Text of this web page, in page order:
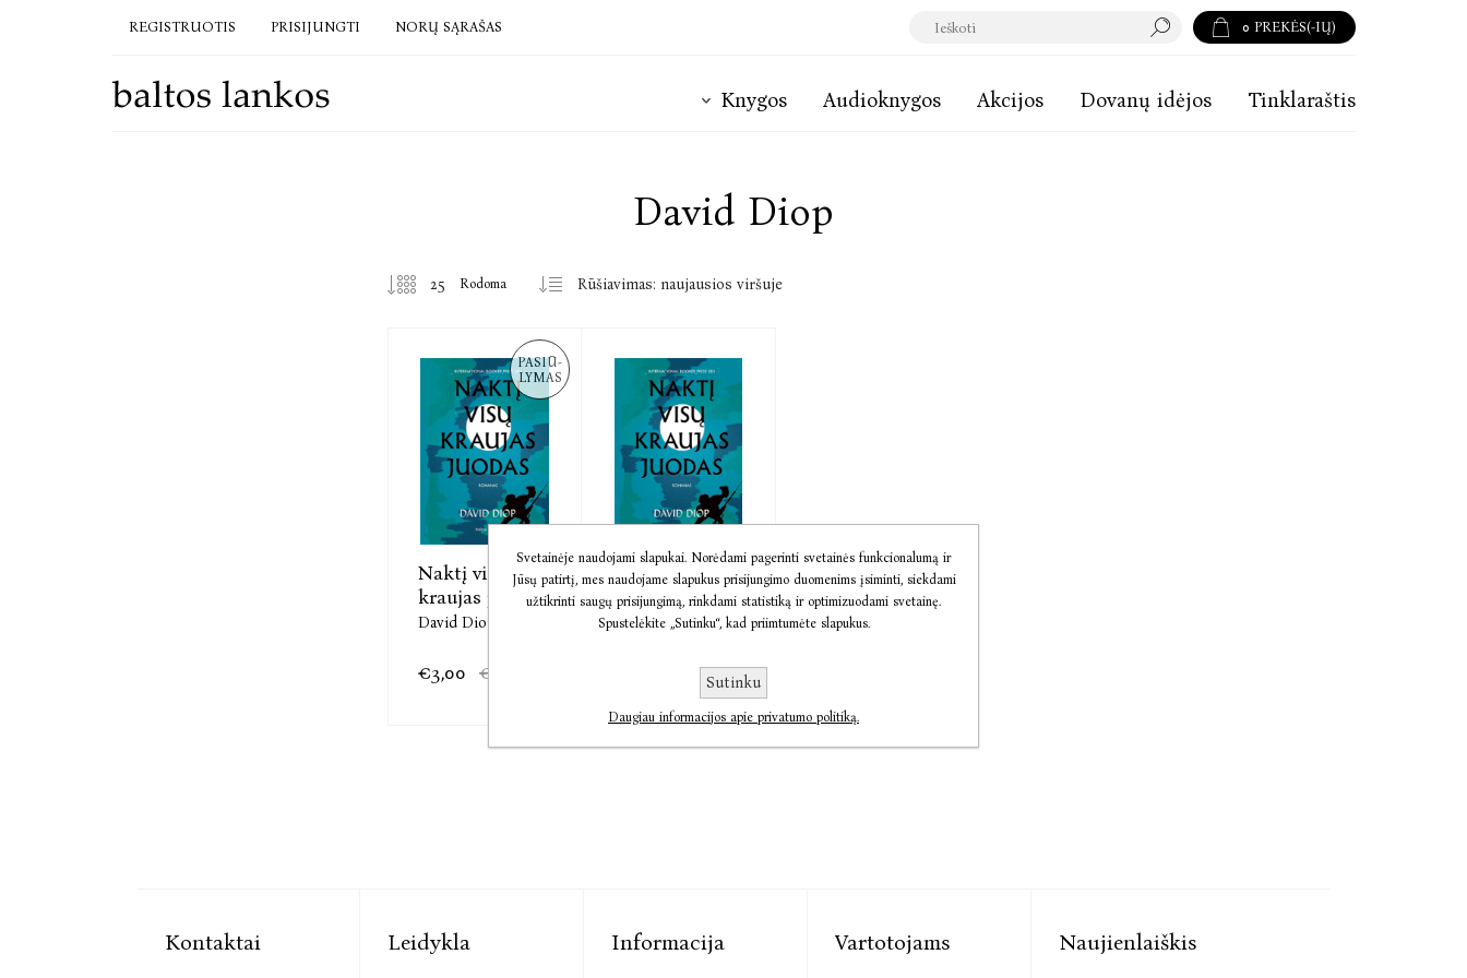
REGISTRUOTIS PRISIJUNGTI NORŲ SĄRAŠAS 0 PREKĖS(-IŲ)
Knygos Audioknygos Akcijos Dovanų idėjos Tinklaraštis
David Diop
Rodoma
PASIŪ-
LYMAS
Naktį visų
kraujas juodas
David Diop
€3,00 €9,79
El. knyga Naktį
visų kraujas
David Diop
€7,33
Kontaktai Leidykla Informacija Vartotojams Naujienlaiškis
Svetainėje naudojami slapukai. Norėdami pagerinti svetainės funkcionalumą ir
Jūsų patirtį, mes naudojame slapukus prisijungimo duomenims įsiminti, siekdami
užtikrinti saugų prisijungimą, rinkdami statistiką ir optimizuodami svetainę.
Spustelėkite „Sutinku“, kad priimtumėte slapukus.
Sutinku
Daugiau informacijos apie privatumo politiką.